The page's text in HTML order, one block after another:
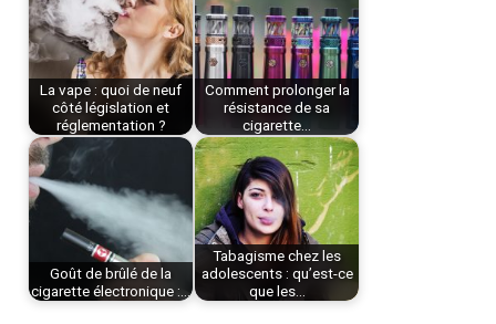
La vape : quoi de neuf
côté législation et
réglementation ?
Comment prolonger la
résistance de sa
cigarette…
Goût de brûlé de la
cigarette électronique :…
Tabagisme chez les
adolescents : qu’est-ce
que les…